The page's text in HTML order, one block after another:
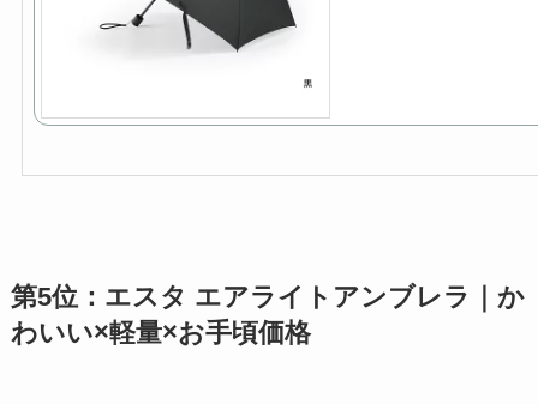
第5位：エスタ エアライトアンブレラ｜か
わいい×軽量×お手頃価格